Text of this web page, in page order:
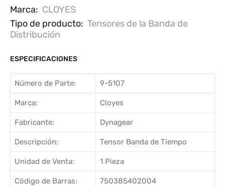
Marca: CLOYES
Tipo de producto: Tensores de la Banda de
Distribución
ESPECIFICACIONES
Número de Parte: 9-5107
Marca: Cloyes
Fabricante: Dynagear
Descripción: Tensor Banda de Tiempo
Unidad de Venta: 1 Pieza
Código de Barras: 750385402004